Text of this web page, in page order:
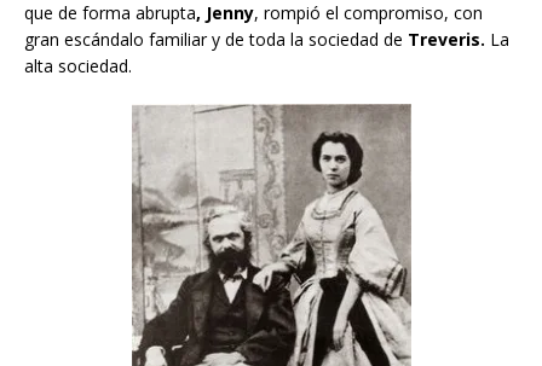
que de forma abrupta, Jenny, rompió el compromiso, con
gran escándalo familiar y de toda la sociedad de Treveris. La
alta sociedad.